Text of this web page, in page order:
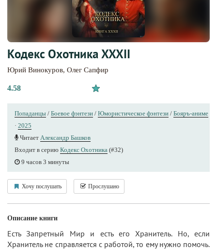
Кодекс Охотника XXXII
Юрий Винокуров, Олег Сапфир
4.58
Попаданцы / Боевое фэнтези / Юмористическое фэнтези / Бояръ-аниме
· 2025
Читает Александр Башков
Входит в серию Кодекс Охотника (#32)
9 часов 3 минуты
Хочу послушать Прослушано
Описание книги
Есть Запретный Мир и есть его Хранитель. Но, если
Хранитель не справляется с работой, то ему нужно помочь.